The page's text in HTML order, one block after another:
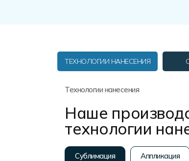
ТЕХНОЛОГИИ НАНЕСЕНИЯ
Технологии нанесения
Наше
технологии
Сублимация Аппликация